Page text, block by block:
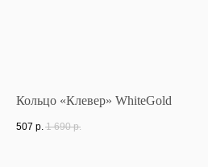
Кольцо «Клевер» WhiteGold
507 р. 1 690 р.